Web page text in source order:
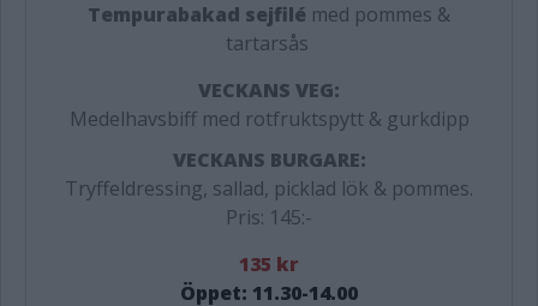
Tempurabakad sejfilé med pommes &
tartarsås
VECKANS VEG:
Medelhavsbiff med rotfruktspytt & gurkdipp
VECKANS BURGARE:
Tryffeldressing, sallad, picklad lök & pommes.
Pris: 145:-
135 kr
Öppet: 11.30-14.00